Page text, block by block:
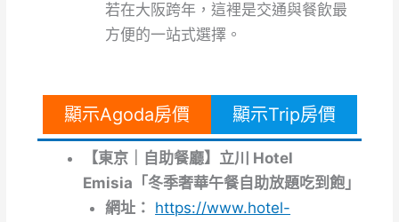
若在大阪跨年，這裡是交通與餐飲最
方便的一站式選擇。
顯示Agoda房價 顯示Trip房價
【東京｜自助餐廳】立川 Hotel
Emisia「冬季奢華午餐自助放題吃到飽」
網址： https://www.hotel-